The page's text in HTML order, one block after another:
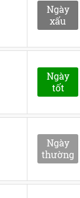
Ngày
xấu
Ngày
tốt
Ngày
thường